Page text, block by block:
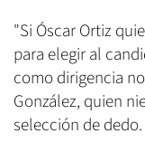
"Si Óscar Ortiz
para elegir al
como dirigencia
González, quien
selección de dedo.